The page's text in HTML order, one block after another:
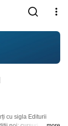
cu sigla Editurii